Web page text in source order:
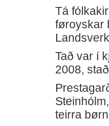
Tá
føroyskar
Tað var í
2008,
teirra